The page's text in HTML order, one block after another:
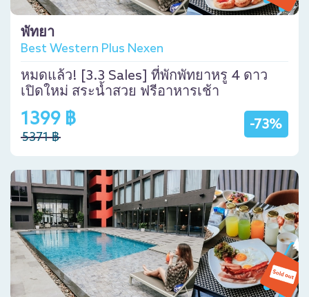
พัทยา
Best Western Plus Nexen
หมดแล้ว! [3.3 Sales] ที่พักพัทยาหรู 4 ดาว
เปิดใหม่ สระน้ำสวย ฟรีอาหารเช้า
-73%
1399 ฿
5371 ฿